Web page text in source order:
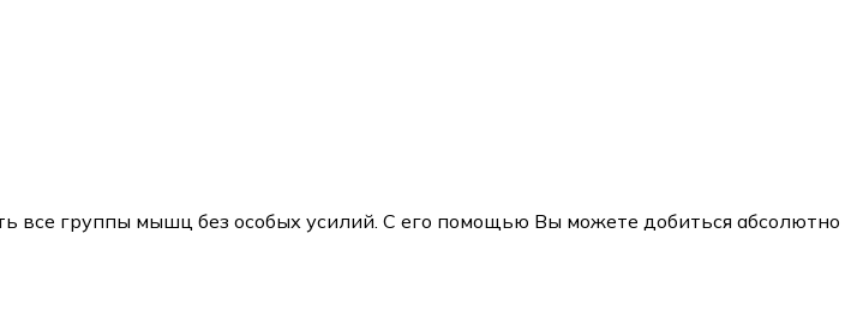
все группы мышц без особых усилий. С его помощью Вы можете добиться абсолютно